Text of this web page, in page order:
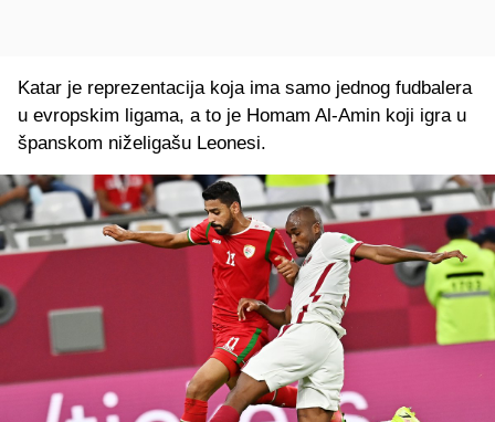
Katar je reprezentacija koja ima samo jednog fudbalera
u evropskim ligama, a to je Homam Al-Amin koji igra u
španskom niželigašu Leonesi.